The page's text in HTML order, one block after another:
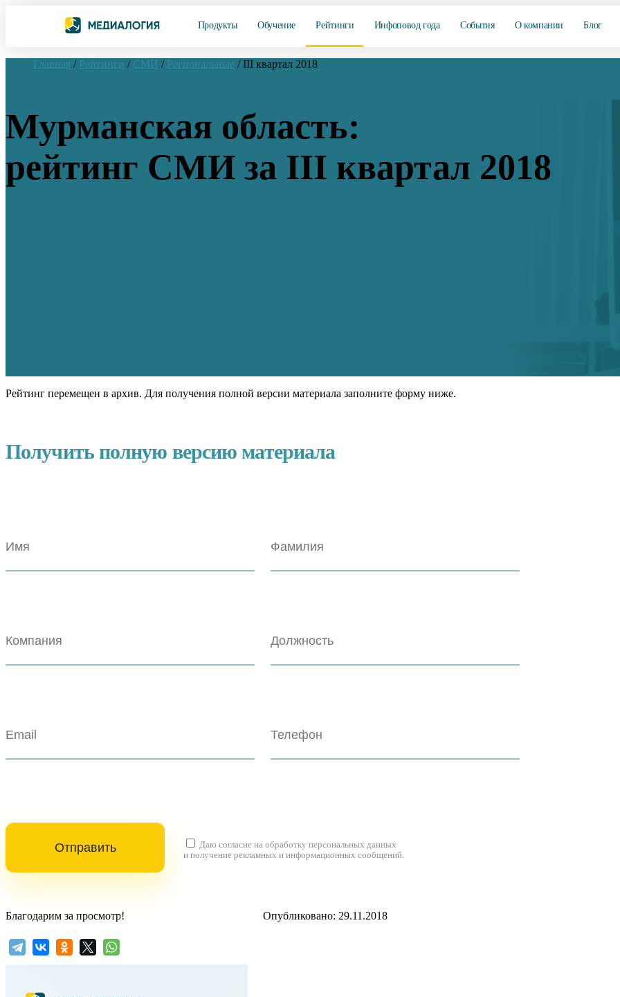
Продукты Обучение Рейтинги Инфоповод года События О компании Блог
Главная / Рейтинги / СМИ / Региональные / III квартал 2018
Мурманская область:
рейтинг СМИ за III квартал 2018
Рейтинг перемещен в архив. Для получения полной версии материала заполните форму ниже.
Получить полную версию материала
Даю согласие на обработку персональных данных
и получение рекламных и информационных сообщений.
Благодарим за просмотр! Опубликовано: 29.11.2018